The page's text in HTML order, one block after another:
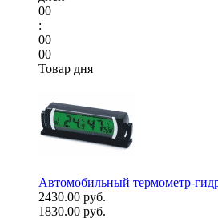
00
:
00
00
Товар дня
Автомобильный термометр-
2430.00 руб.
1830.00 руб.